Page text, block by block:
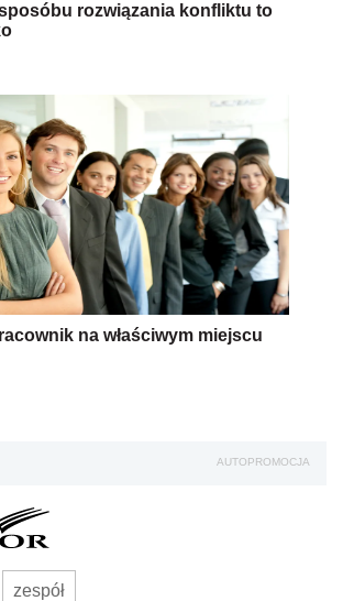
rozwiązania konfliktu to
na właściwym miejscu
AUTOPROMOCJA
zespół